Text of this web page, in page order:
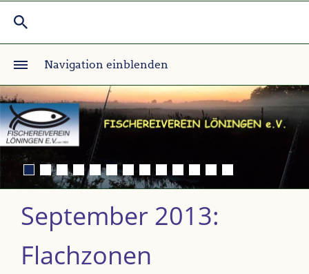
Navigation einblenden
September 2013:
Flachzonen